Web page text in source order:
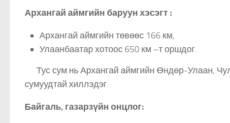
Архангай аймгийн баруун хэсэгт :
Архангай аймгийн төвөөс 166 км,
Улаанбаатар хотоос 650 км –т оршдог.
Тус сум нь Архангай аймгийн Өндөр-Улаан,
сумуудтай хиллэдэг.
Байгаль, газарзүйн онцлог: